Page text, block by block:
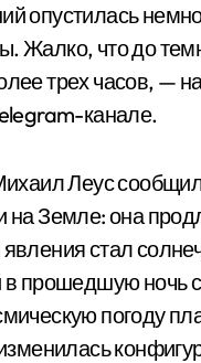
опустилась
Жалко, что до
трех часов, —
канале.
Леус
на Земле: она
стал
в прошедшую ночь
погоду